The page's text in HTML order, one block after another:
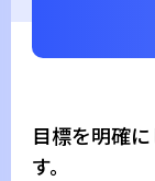
目標を明確
す。